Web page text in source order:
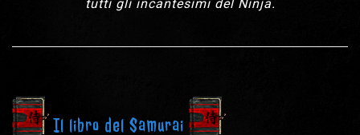
tutti gli incantesimi del Ninja.
Il libro del Samurai